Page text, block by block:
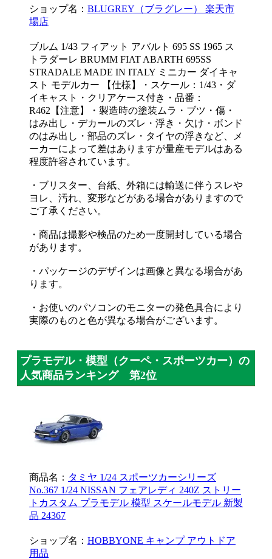
ショップ名： BLUGREY（ブラグレー） 楽天市
場店
ブルム 1/43 フィアット アバルト 695 SS 1965 ス
トラダーレ BRUMM FIAT ABARTH 695SS
STRADALE MADE IN ITALY ミニカー ダイキャ
スト モデルカー 【仕様】・スケール：1/43・ダ
イキャスト・クリアケース付き・品番：
R462【注意】・製造時の塗装ムラ・ブツ・傷・
はみ出し・デカールのズレ・浮き・欠け・ボンド
のはみ出し・部品のズレ・タイヤの浮きなど、メ
ーカーによって差はありますが量産モデルはある
程度許容されています。
・ブリスター、台紙、外箱には輸送に伴うスレや
ヨレ、汚れ、変形などがある場合がありますので
ご了承ください。
・商品は撮影や検品のため一度開封している場合
があります。
・パッケージのデザインは画像と異なる場合があ
ります。
・お使いのパソコンのモニターの発色具合により
実際のものと色が異なる場合がございます。
プラモデル・模型（クーペ・スポーツカー）の
人気商品ランキング 第2位
商品名： タミヤ 1/24 スポーツカーシリーズ
No.367 1/24 NISSAN フェアレディ 240Z ストリー
トカスタム プラモデル 模型 スケールモデル 新製
品 24367
ショップ名： HOBBYONE キャンプ アウトドア
用品